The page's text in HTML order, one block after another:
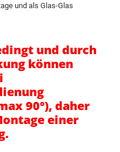
und als Glas-Glas
und durch
können
90°), daher
einer